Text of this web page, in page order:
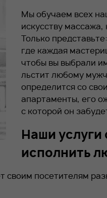
Мы обучаем всех
искусству массажа,
Только
где каждая
чтобы вы выбрали
льстит любому
определится со
апартаменты, его
с которой он
Наши
исполнить
своим посетителям